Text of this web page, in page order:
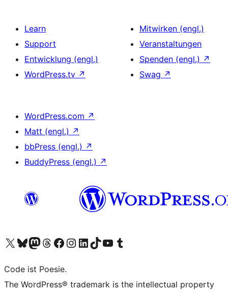
Learn
Support
Entwicklung (engl.)
WordPress.tv ↗
Mitwirken (engl.)
Veranstaltungen
Spenden (engl.) ↗
Swag ↗
WordPress.com ↗
Matt (engl.) ↗
bbPress (engl.) ↗
BuddyPress (engl.) ↗
Unser X-Konto (früher Twitter) besuchen
Unser Bluesky-Konto besuchen
Unser Mastodon-Konto besuchen
Unser Threads-Konto besuchen
Unsere Facebook-Seite besuchen
Unser Instagram-Konto besuchen
Unser LinkedIn-Konto besuchen
Unser TikTok-Konto besuchen
Unseren YouTube-Kanal besuchen
Unser Tumblr-Konto besuchen
Code ist Poesie.
The WordPress® trademark is the intellectual property